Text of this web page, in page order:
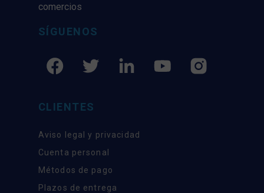
comercios
SÍGUENOS
CLIENTES
Aviso legal y privacidad
Cuenta personal
Métodos de pago
Plazos de entrega